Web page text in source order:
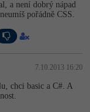
a není dobrý nápad
pořádně CSS.
7.10.2013 16:20
chci basic a C#. A